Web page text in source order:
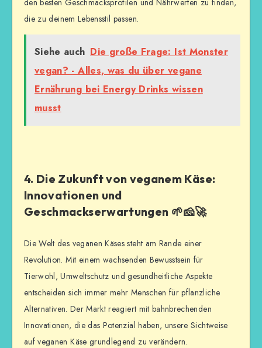
den besten Geschmacksprofilen und Nährwerten zu finden,
die zu deinem Lebensstil passen.
Siehe auch Die große Frage: Ist Monster
vegan? - Alles, was du über vegane
Ernährung bei Energy Drinks wissen
musst
4. Die Zukunft von veganem Käse:
Innovationen und
Geschmackserwartungen 🌱🧀🚀
Die Welt des veganen Käses steht am Rande einer
Revolution. Mit einem wachsenden Bewusstsein für
Tierwohl, Umweltschutz und gesundheitliche Aspekte
entscheiden sich immer mehr Menschen für pflanzliche
Alternativen. Der Markt reagiert mit bahnbrechenden
Innovationen, die das Potenzial haben, unsere Sichtweise
auf veganen Käse grundlegend zu verändern.